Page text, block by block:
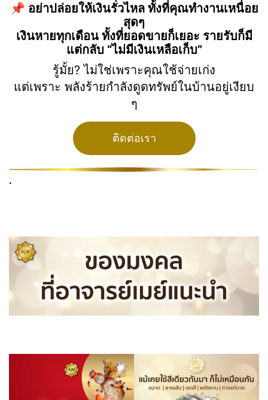
📌 อย่าปล่อยให้เงินรั่วไหล ทั้งที่คุณทำงานเหนื่อย
สุดๆ
เงินหายทุกเดือน ทั้งที่ยอดขายก็เยอะ รายรับก็มี
แต่กลับ “ไม่มีเงินเหลือเก็บ”
รู้มั้ย? ไม่ใช่เพราะคุณใช้จ่ายเก่ง
แต่เพราะ พลังร้ายกำลังดูดทรัพย์ในบ้านอยู่เงียบ
ๆ
ติดต่อเรา
.